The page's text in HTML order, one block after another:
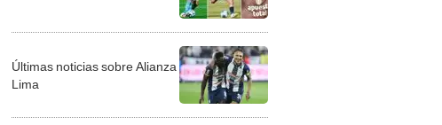
Últimas noticias sobre Alianza
Lima